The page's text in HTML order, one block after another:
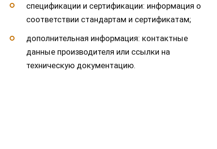
спецификации и сертификации: информация о
соответствии стандартам и сертификатам;
дополнительная информация: контактные
данные производителя или ссылки на
техническую документацию.